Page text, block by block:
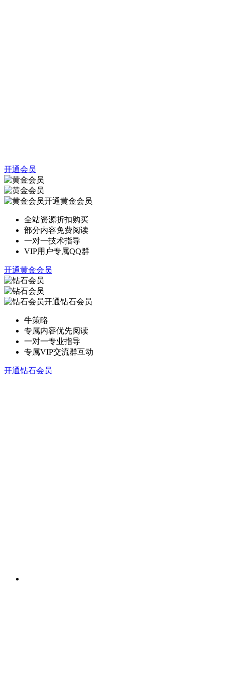
开通会员
开通黄金会员
全站资源折扣购买
部分内容免费阅读
一对一技术指导
VIP用户专属QQ群
开通黄金会员
开通钻石会员
牛策略
专属内容优先阅读
一对一专业指导
专属VIP交流群互动
开通钻石会员